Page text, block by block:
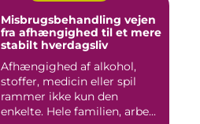
Misbrugsbehandling vejen
fra afhængighed til et mere
stabilt hverdagsliv
Afhængighed af alkohol,
stoffer, medicin eller spil
rammer ikke kun den
enkelte. Hele familien, arbe...